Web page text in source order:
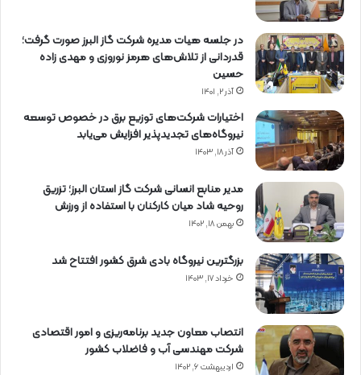
در جلسه هیات مدیره شرکت گاز البرز صورت گرفت؛
قدردانی از تلاش‌های هرمز نوروزی و مهدی زاده
حسین
آذر ۲, ۱۴۰۱
اختیارات شرکت‌های توزیع برق در خصوص توسعه
نیروگاه‌های تجدیدپذیر افزایش می‌یابد
آذر ۱۸, ۱۴۰۳
مدیر منابع انسانی شرکت گاز استان البرز؛ تزریق
روحیه شاد میان کارکنان با استفاده از ورزش
بهمن ۱۸, ۱۴۰۲
بزرگترین نیروگاه بادی شرق کشور افتتاح شد
خرداد ۱۷, ۱۴۰۳
انتصاب معاون جدید برنامه‌ریزی و امور اقتصادی
شرکت مهندسی آب و فاضلاب کشور
اردیبهشت ۶, ۱۴۰۲